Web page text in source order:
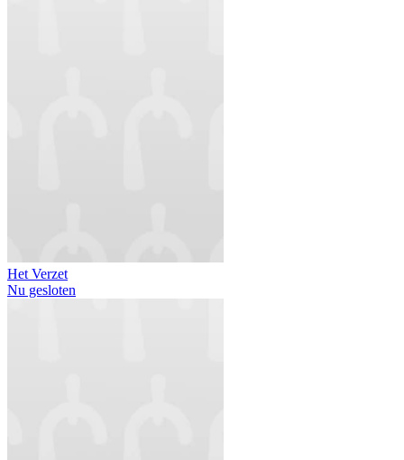
Het Verzet
Nu gesloten